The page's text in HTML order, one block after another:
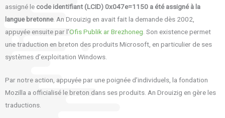
assigné le code identifiant (LCID) 0x047e=1150 a été assigné à la
langue bretonne. An Drouizig en avait fait la demande dès 2002,
appuyée ensuite par l’Ofis Publik ar Brezhoneg . Son existence permet
une traduction en breton des produits Microsoft, en particulier de ses
systèmes d’exploitation Windows.
Par notre action, appuyée par une poignée d’individuels, la fondation
Mozilla a officialisé le breton dans ses produits. An Drouizig en gère les
traductions.